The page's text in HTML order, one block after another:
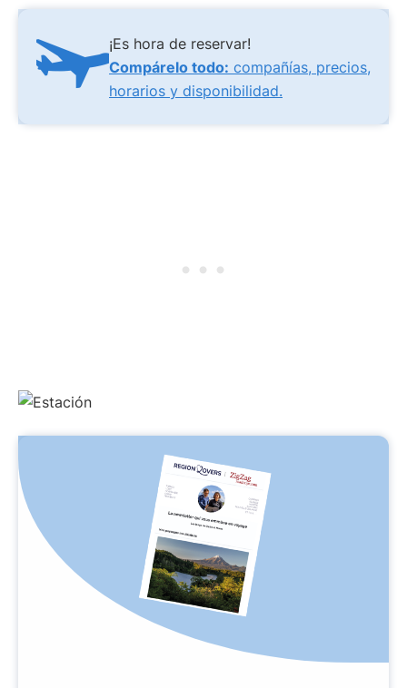
¡Es hora de reservar!
Compárelo todo: compañías, precios,
horarios y disponibilidad.